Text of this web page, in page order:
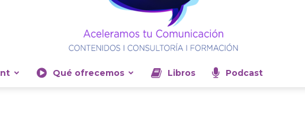
Qué ofrecemos Libros Podcast